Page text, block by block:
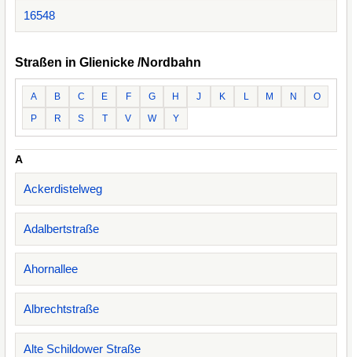
16548
Straßen in Glienicke /Nordbahn
A B C E F G H J K L M N
O
P
R S T V W Y
A
Ackerdistelweg
Adalbertstraße
Ahornallee
Albrechtstraße
Alte Schildower Straße